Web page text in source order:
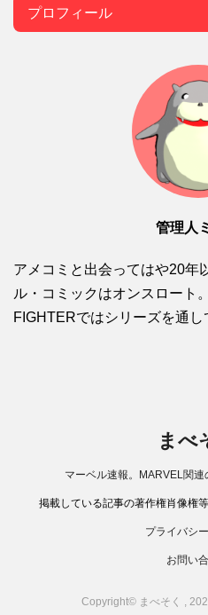
プロフィール
管理人
アメコミと出会ってはや20年
ル・コミックはオンスロート
FIGHTERではシリーズを通し
まべ
マーベル速報。MARVEL関
掲載している記事の著作権肖像権
プライバシ
お問い
Copyright© まべそく ,